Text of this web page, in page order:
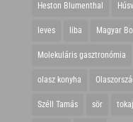
Heston Blumenthal
leves liba Magyar
Molekuláris gasztronómia
olasz konyha
Széll Tamás sör tokaj